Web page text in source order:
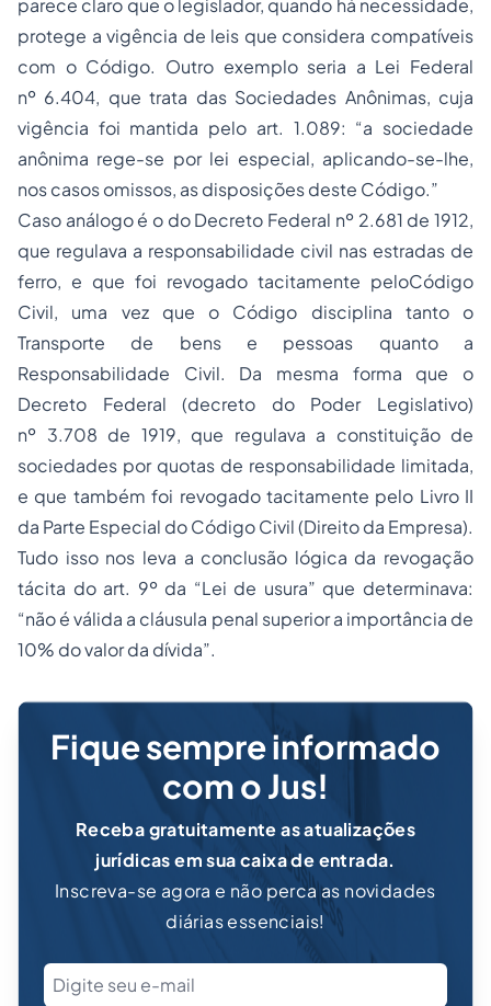
parece claro que o legislador, quando há necessidade,
protege a vigência de leis que considera compatíveis
com o Código. Outro exemplo seria a Lei Federal
nº 6.404, que trata das Sociedades Anônimas, cuja
vigência foi mantida pelo art. 1.089: “a sociedade
anônima rege-se por lei especial, aplicando-se-lhe,
nos casos omissos, as disposições deste Código.”
Caso análogo é o do Decreto Federal nº 2.681 de 1912,
que regulava a responsabilidade civil nas estradas de
ferro, e que foi revogado tacitamente peloCódigo
Civil, uma vez que o Código disciplina tanto o
Transporte de bens e pessoas quanto a
Responsabilidade Civil. Da mesma forma que o
Decreto Federal (decreto do Poder Legislativo)
nº 3.708 de 1919, que regulava a constituiçãode
sociedades por quotas de responsabilidade limitada,
e que também foi revogado tacitamente pelo Livro II
da Parte Especial doCódigo Civil(Direito da Empresa).
Tudo isso nos leva a conclusão lógica da revogação
tácita do art. 9º da “Lei de usura” que determinava:
“não é válida a cláusula penal superior a importância de
10% do valor da dívida”.
Fique sempre informado
com o Jus!
Receba gratuitamente as atualizações
jurídicas em sua caixa de entrada.
Inscreva-se agora e não perca as novidades
diárias essenciais!